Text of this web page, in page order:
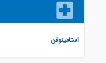
استامینوفن